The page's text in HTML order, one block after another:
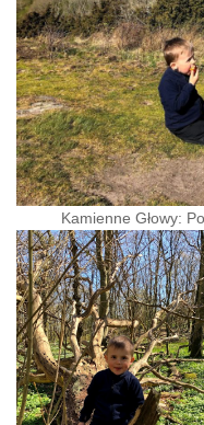
Kamienne Głowy: